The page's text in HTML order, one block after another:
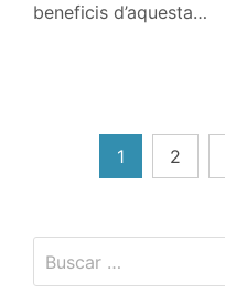
beneficis d’aquesta…
Paginación
entradas
1 2